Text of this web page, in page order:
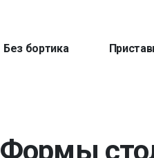
Без бортика
Формы